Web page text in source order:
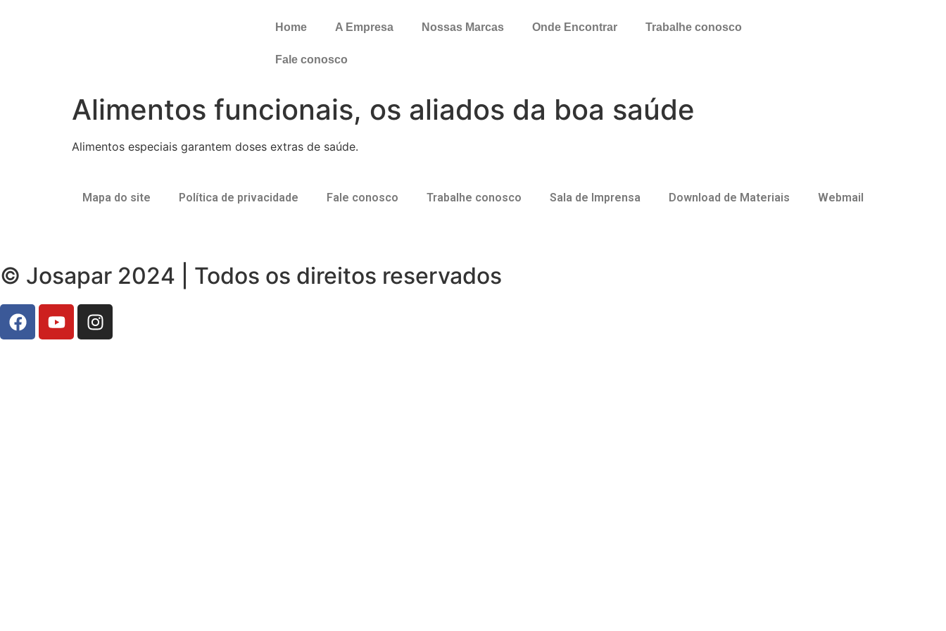
Home A Empresa Nossas Marcas Onde Encontrar Trabalhe conosco
Fale conosco
Alimentos funcionais, os aliados da boa saúde
Alimentos especiais garantem doses extras de saúde.
Mapa do site Política de privacidade Fale conosco Trabalhe conosco Sala de Imprensa Download de Materiais Webmail
© Josapar 2024 | Todos os direitos reservados